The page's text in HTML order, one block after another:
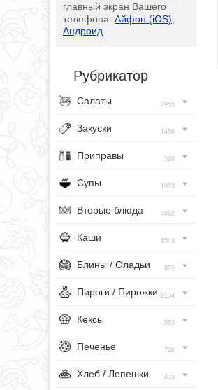
главный экран Вашего
телефона: Айфон (iOS)
Андроид
Рубрикатор
Салаты 2955
Закуски 1456
Приправы 320
Супы 1083
Вторые блюда 4682
Каши 1543
Блины / Оладьи 965
Пироги / Пирожки 2134
Кексы 563
Печенье 728
Хлеб / Лепешки 433